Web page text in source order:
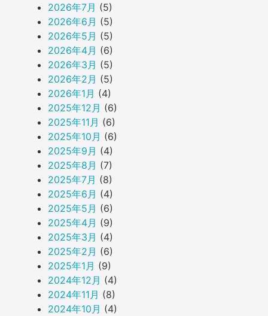
2026年7月 (5)
2026年6月 (5)
2026年5月 (5)
2026年4月 (6)
2026年3月 (5)
2026年2月 (5)
2026年1月 (4)
2025年12月 (6)
2025年11月 (6)
2025年10月 (6)
2025年9月 (4)
2025年8月 (7)
2025年7月 (8)
2025年6月 (4)
2025年5月 (6)
2025年4月 (9)
2025年3月 (4)
2025年2月 (6)
2025年1月 (9)
2024年12月 (4)
2024年11月 (8)
2024年10月 (4)